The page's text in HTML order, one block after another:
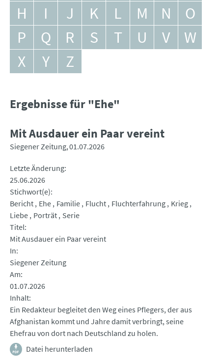
H
I J K L M N
O
P
Q R S T U V
W
X
Y Z
Ergebnisse für "Ehe"
Mit Ausdauer ein Paar vereint
Siegener Zeitung 01.07.2026
Letzte Änderung
25.06.2026
Stichwort(e)
Bericht Ehe Familie Flucht Fluchterfahrung Krieg
Liebe Porträt Serie
Titel
Mit Ausdauer ein Paar vereint
In
Siegener Zeitung
Am
01.07.2026
Inhalt
Ein Redakteur begleitet den Weg eines Pflegers, der aus
Afghanistan kommt und Jahre damit verbringt, seine
Ehefrau von dort nach Deutschland zu holen.
Datei herunterladen